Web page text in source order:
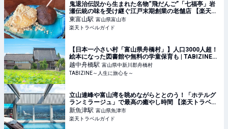
鬼退治伝説から生まれた名物“飛だんご”「七福亭」岩
瀬伝統の味を受け継ぐ江戸末期創業の老舗店 【楽天ト
ラベル】
東富山駅 富山県富山市
楽天トラベルガイド
【日本一小さい村「富山県舟橋村」】人口3000人超！
絵本になった図書館や無料の学童保育も | TABIZINE～
人生に旅心を～
越中舟橋駅 富山県中新川郡舟橋村
TABIZINE～人生に旅心を～
立山連峰や富山湾を眺めながらととのう！「ホテルグ
ランミラージュ」で最高の癒やし時間 【楽天トラベ
ル】
新魚津駅 富山県魚津市
楽天トラベルガイド